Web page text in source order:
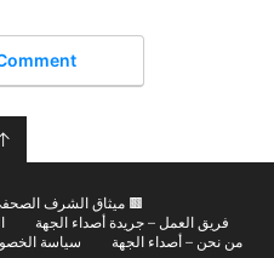
🟫 ميثاق الشرف
فريق العمل – جريدة أصداء الجهة
من نحن – أصداء الجهة
سياسة